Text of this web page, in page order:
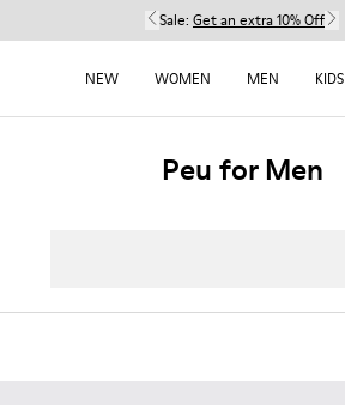
Sale: Get an extra 10% Off
NEW WOMEN MEN KIDS
Peu for Men